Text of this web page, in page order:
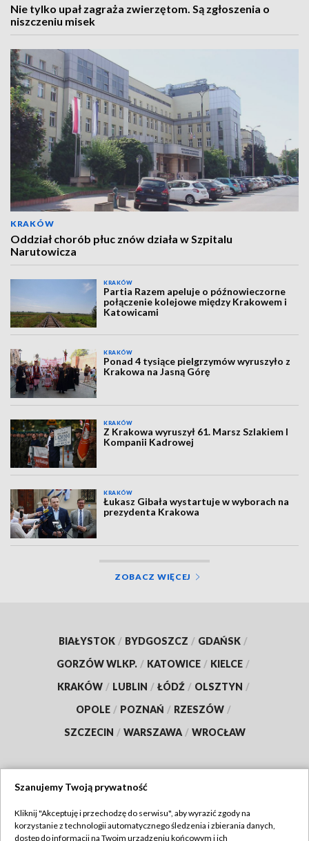
Nie tylko upał zagraża zwierzętom. Są zgłoszenia o
niszczeniu misek
KRAKÓW
Oddział chorób płuc znów działa w Szpitalu
Narutowicza
KRAKÓW
Partia Razem apeluje o późnowieczorne
połączenie kolejowe między Krakowem i
Katowicami
KRAKÓW
Ponad 4 tysiące pielgrzymów wyruszyło z
Krakowa na Jasną Górę
KRAKÓW
Z Krakowa wyruszył 61. Marsz Szlakiem I
Kompanii Kadrowej
KRAKÓW
Łukasz Gibała wystartuje w wyborach na
prezydenta Krakowa
ZOBACZ WIĘCEJ
BIAŁYSTOK / BYDGOSZCZ / GDAŃSK /
GORZÓW WLKP. / KATOWICE / KIELCE /
KRAKÓW / LUBLIN / ŁÓDŹ / OLSZTYN /
OPOLE / POZNAŃ / RZESZÓW /
SZCZECIN / WARSZAWA / WROCŁAW
TVP
Szanujemy Twoją prywatność
Kliknij "Akceptuję i przechodzę do serwisu", aby wyrazić zgody na
korzystanie z technologii automatycznego śledzenia i zbierania danych,
dostęp do informacji na Twoim urządzeniu końcowym i ich